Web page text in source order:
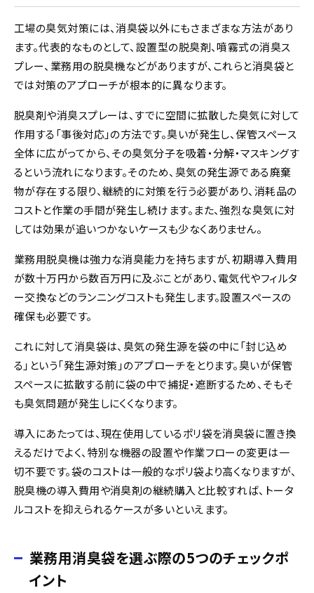
工場の臭気対策には、消臭袋以外にもさまざまな方法があり
ます。代表的なものとして、設置型の脱臭剤、噴霧式の消臭ス
プレー、業務用の脱臭機などがありますが、これらと消臭袋と
では対策のアプローチが根本的に異なります。
脱臭剤や消臭スプレーは、すでに空間に拡散した臭気に対して
作用する「事後対応」の方法です。臭いが発生し、保管スペース
全体に広がってから、その臭気分子を吸着・分解・マスキングす
るという流れになります。そのため、臭気の発生源である廃棄
物が存在する限り、継続的に対策を行う必要があり、消耗品の
コストと作業の手間が発生し続けます。また、強烈な臭気に対
しては効果が追いつかないケースも少なくありません。
業務用脱臭機は強力な消臭能力を持ちますが、初期導入費用
が数十万円から数百万円に及ぶことがあり、電気代やフィルタ
ー交換などのランニングコストも発生します。設置スペースの
確保も必要です。
これに対して消臭袋は、臭気の発生源を袋の中に「封じ込め
る」という「発生源対策」のアプローチをとります。臭いが保管
スペースに拡散する前に袋の中で捕捉・遮断するため、そもそ
も臭気問題が発生しにくくなります。
導入にあたっては、現在使用しているポリ袋を消臭袋に置き換
えるだけでよく、特別な機器の設置や作業フローの変更は一
切不要です。袋のコストは一般的なポリ袋より高くなりますが、
脱臭機の導入費用や消臭剤の継続購入と比較すれば、トータ
ルコストを抑えられるケースが多いといえます。
業務用消臭袋を選ぶ際の5つのチェックポ
イント